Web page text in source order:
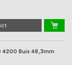
4200 Buis 48,3mm